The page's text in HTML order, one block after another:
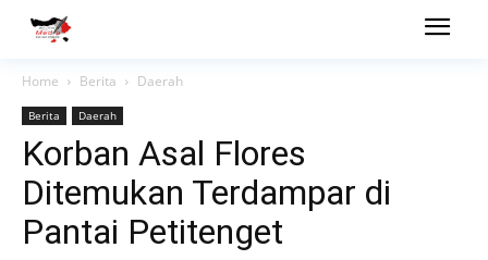
Home Berita Daerah
Berita Daerah
Korban Asal Flores
Ditemukan Terdampar di
Pantai Petitenget